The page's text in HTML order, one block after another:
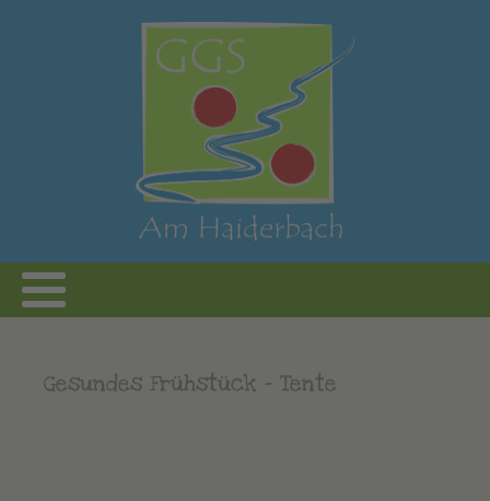
Gesundes Frühstück - Tente